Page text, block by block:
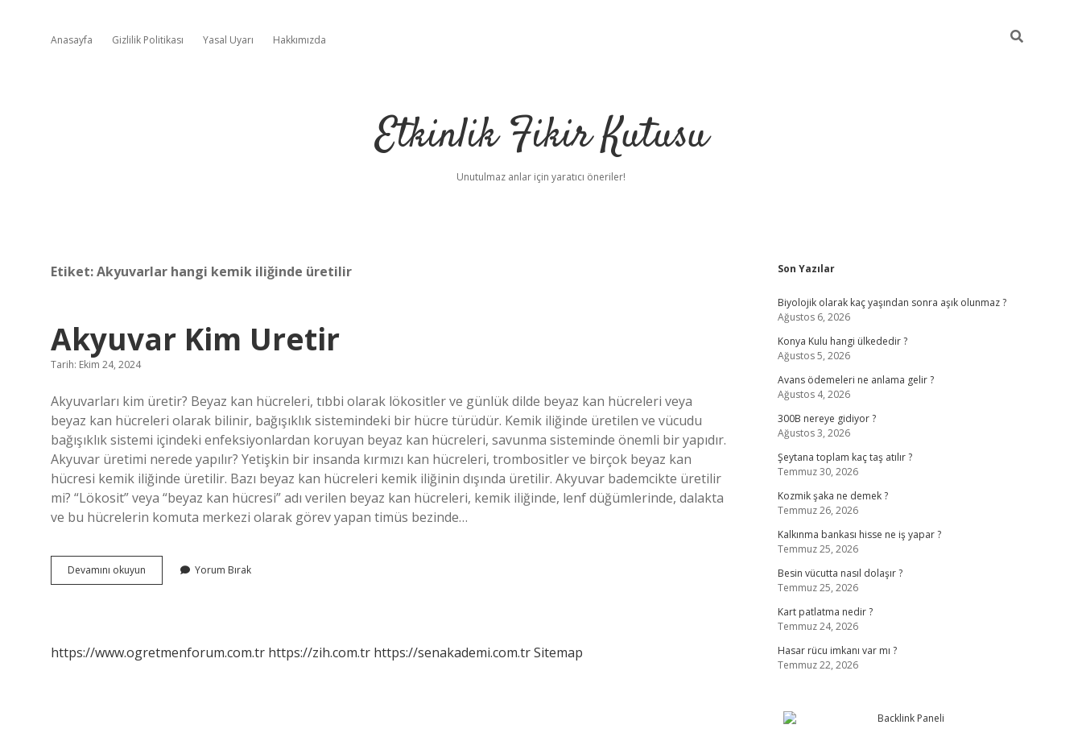
Anasayfa Gizlilik Politikası Yasal Uyarı Hakkımızda
Etkinlik Fikir Kutusu
Unutulmaz anlar için yaratıcı öneriler!
Etiket:Akyuvarlar hangi kemik iliğinde üretilir
Akyuvar Kim Uretir
Tarih: Ekim 24, 2024
Akyuvarları kim üretir? Beyaz kan hücreleri, tıbbi olarak lökositler ve günlük dilde beyaz kan hücreleri veya
beyaz kan hücreleri olarak bilinir, bağışıklık sistemindeki bir hücre türüdür. Kemik iliğinde üretilen ve vücudu
bağışıklık sistemi içindeki enfeksiyonlardan koruyan beyaz kan hücreleri, savunma sisteminde önemli bir yapıdır.
Akyuvar üretimi nerede yapılır? Yetişkin bir insanda kırmızı kan hücreleri, trombositler ve birçok beyaz kan
hücresi kemik iliğinde üretilir. Bazı beyaz kan hücreleri kemik iliğinin dışında üretilir. Akyuvar bademcikte üretilir
mi? “Lökosit” veya “beyaz kan hücresi” adı verilen beyaz kan hücreleri, kemik iliğinde, lenf düğümlerinde, dalakta
ve bu hücrelerin komuta merkezi olarak görev yapan timüs bezinde…
Devamını okuyun Akyuvar
Kim
Yorum Bırak
https://www.ogretmenforum.com.tr https://zih.com.tr https://senakademi.com.trSitemap
Sidebar
Son Yazılar
Biyolojik olarak kaç yaşından sonra aşık olunmaz ?
Ağustos 6, 2026
Konya Kulu hangi ülkededir ?
Ağustos 5, 2026
Avans ödemeleri ne anlama gelir ?
Ağustos 4, 2026
300B nereye gidiyor ?
Ağustos 3, 2026
Şeytana toplam kaç taş atılır ?
Temmuz 30, 2026
Kozmik şaka ne demek ?
Temmuz 26, 2026
Kalkınma bankası hisse ne iş yapar ?
Temmuz 25, 2026
Besin vücutta nasıl dolaşır ?
Temmuz 25, 2026
Kart patlatma nedir ?
Temmuz 24, 2026
Hasar rücu imkanı var mı ?
Temmuz 22, 2026